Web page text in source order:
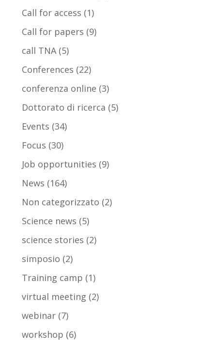
Call for access (1)
Call for papers (9)
call TNA(5)
Conferences (22)
conferenza online (3)
Dottorato di ricerca (5)
Events (34)
Focus (30)
Job opportunities (9)
News (164)
Non categorizzato (2)
Science news (5)
science stories (2)
simposio (2)
Training camp (1)
virtual meeting (2)
webinar(7)
workshop (6)